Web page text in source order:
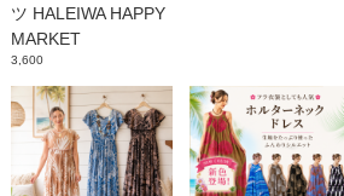
ツ HALEIWA HAPPY
MARKET
3,600